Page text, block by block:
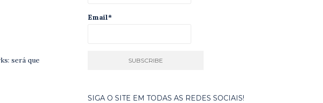
será que
Email*
SIGA O SITE EM TODAS AS REDES SOCIAIS!